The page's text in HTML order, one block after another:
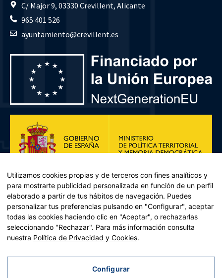
C/ Major 9, 03330 Crevillent, Alicante
965 401 526
ayuntamiento@crevillent.es
Plan de Recuperación, Transformación y Resiliencia – Financiado por
Recuperación y resiliencia, establecido por el Reglamento (UE)
2021/241 del Parlamento Europeo y del Consejo, de 12 de febrero
Utilizamos cookies propias y de terceros con fines analíticos y
para mostrarte publicidad personalizada en función de un perfil
elaborado a partir de tus hábitos de navegación. Puedes
personalizar tus preferencias pulsando en "Configurar", aceptar
todas las cookies haciendo clic en "Aceptar", o rechazarlas
seleccionando "Rechazar". Para más información consulta
nuestra Política de Privacidad y Cookies.
Configurar